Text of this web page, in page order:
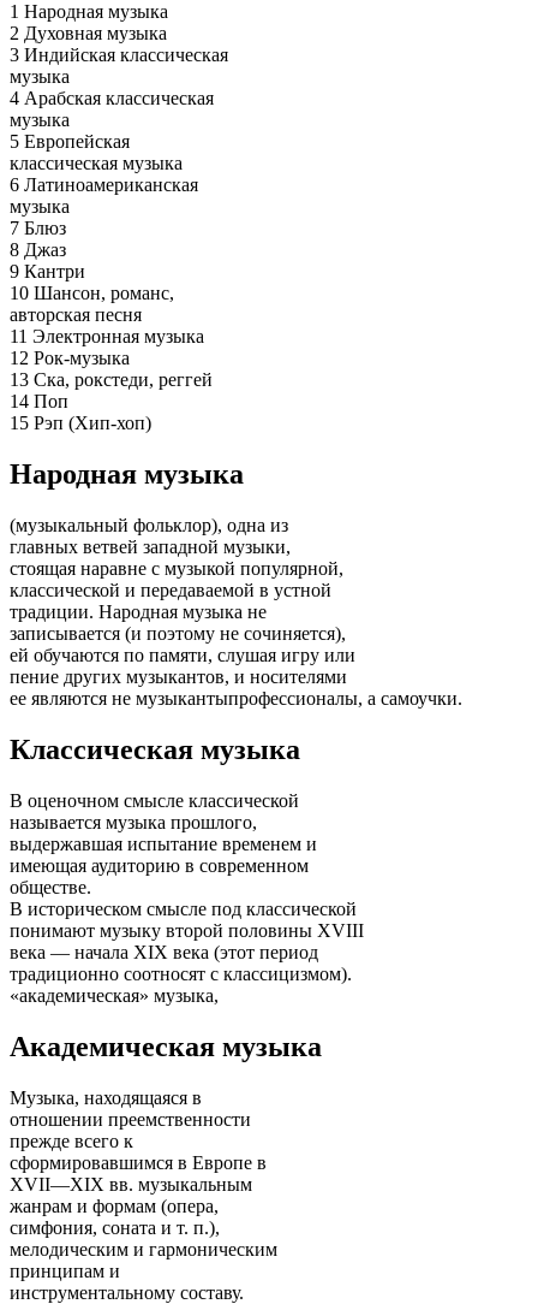
1 Народная музыка
2 Духовная музыка
3 Индийская классическая
музыка
4 Арабская классическая
музыка
5 Европейская
классическая музыка
6 Латиноамериканская
музыка
7 Блюз
8 Джаз
9 Кантри
10 Шансон, романс,
авторская песня
11 Электронная музыка
12 Рок-музыка
13 Ска, рокстеди, реггей
14 Поп
15 Рэп (Хип-хоп)
Народная музыка
(музыкальный фольклор), одна из
главных ветвей западной музыки,
стоящая наравне с музыкой популярной,
классической и передаваемой в устной
традиции. Народная музыка не
записывается (и поэтому не сочиняется),
ей обучаются по памяти, слушая игру или
пение других музыкантов, и носителями
ее являются не музыкантыпрофессионалы, а самоучки.
Классическая музыка
В оценочном смысле классической
называется музыка прошлого,
выдержавшая испытание временем и
имеющая аудиторию в современном
обществе.
В историческом смысле под классической
понимают музыку второй половины XVIII
века — начала XIX века (этот период
традиционно соотносят с классицизмом).
«академическая» музыка,
Академическая музыка
Музыка, находящаяся в
отношении преемственности
прежде всего к
сформировавшимся в Европе в
XVII—XIX вв. музыкальным
жанрам и формам (опера,
симфония, соната и т. п.),
мелодическим и гармоническим
принципам и
инструментальному составу.